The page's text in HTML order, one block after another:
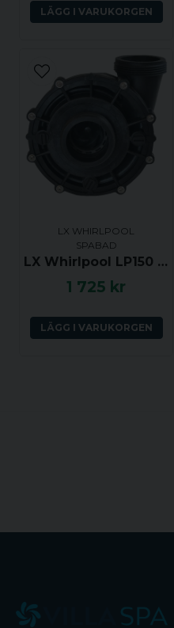
LÄGG I VARUKORGEN
LX WHIRLPOOL
SPABAD
LX Whirlpool LP150 Pumphus
1 725 kr
LÄGG I VARUKORGEN